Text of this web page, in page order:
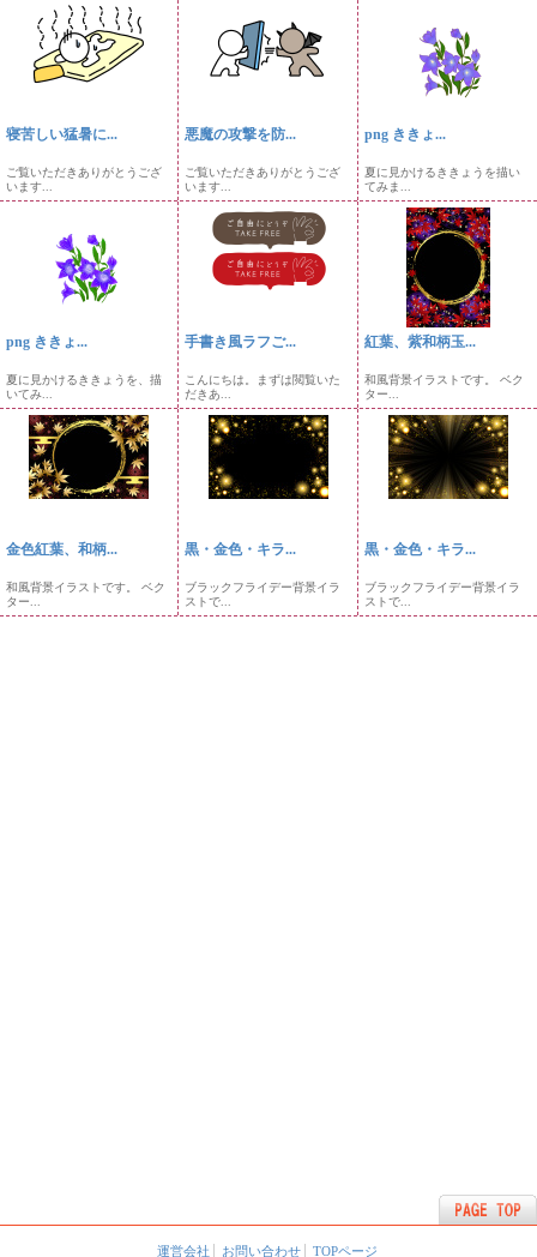
寝苦しい猛暑に...
ご覧いただきありがとうござ
います...
悪魔の攻撃を防...
ご覧いただきありがとうござ
います...
png ききょ...
夏に見かけるききょうを描い
てみま...
png ききょ...
夏に見かけるききょうを、描
いてみ...
手書き風ラフご...
こんにちは。まずは閲覧いた
だきあ...
紅葉、紫和柄玉...
和風背景イラストです。 ベク
ター...
金色紅葉、和柄...
和風背景イラストです。 ベク
ター...
黒・金色・キラ...
ブラックフライデー背景イラ
ストで...
黒・金色・キラ...
ブラックフライデー背景イラ
ストで...
運営会社 お問い合わせ TOPページ